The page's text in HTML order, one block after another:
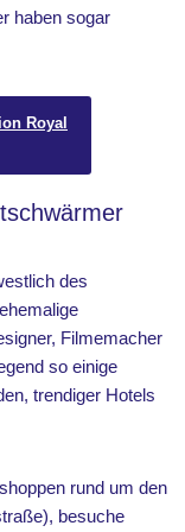
haben sogar
Royal
des
Filmemacher
so einige
trendiger Hotels
rund um den
besuche